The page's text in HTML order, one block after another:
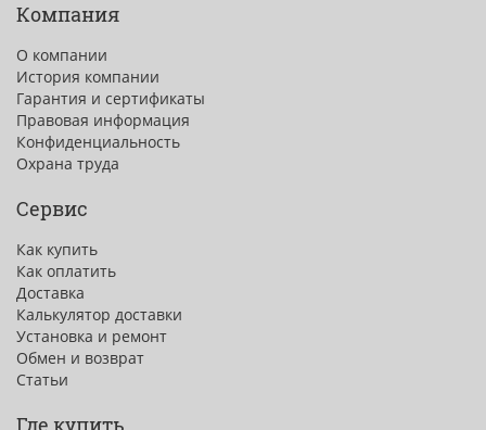
Компания
О компании
История компании
Гарантия и сертификаты
Правовая информация
Конфиденциальность
Охрана труда
Сервис
Как купить
Как оплатить
Доставка
Калькулятор доставки
Установка и ремонт
Обмен и возврат
Статьи